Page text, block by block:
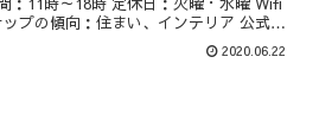
プの傾向：住まい、インテリア 公式サ
2020.06.22